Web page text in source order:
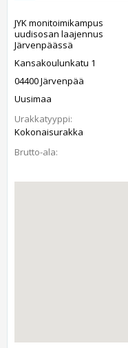
JYK monitoimikampus
uudisosan laajennus
Järvenpäässä
Kansakoulunkatu 1
04400 Järvenpää
Uusimaa
Urakkatyyppi:
Kokonaisurakka
Brutto-ala: